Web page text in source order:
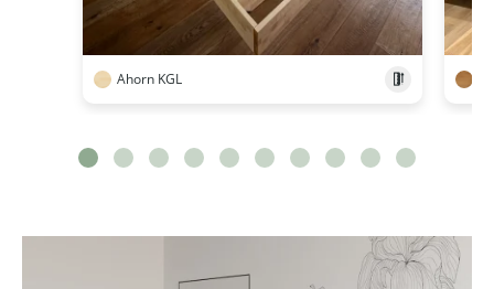
Ahorn KGL